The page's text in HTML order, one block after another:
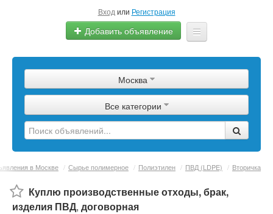
Вход или Регистрация
Добавить объявление
Сырье
Изделия
Оборудование
Услуги
Еще
Москва
Все категории
в Москве / Сырье полимерное / Полиэтилен / ПВД (LDPE) / Вторичка
Куплю производственные отходы, брак,
изделия ПВД, договорная